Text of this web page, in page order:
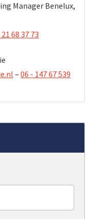
Manager Benelux,
68 37 73
– 06 - 147 67 539